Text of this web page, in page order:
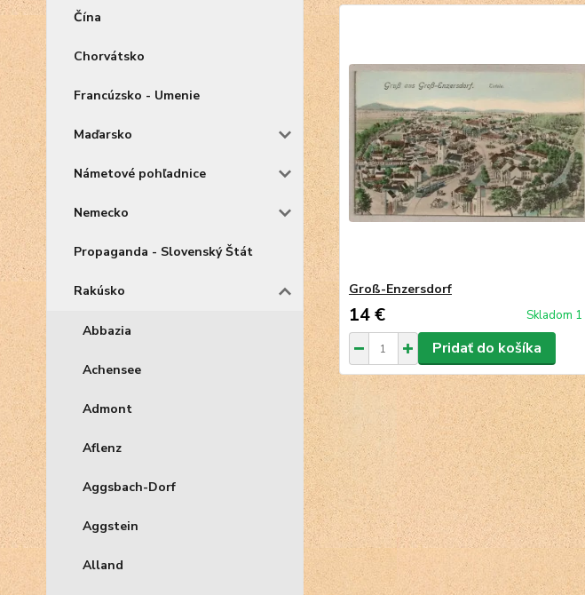
Čína
Chorvátsko
Francúzsko - Umenie
Maďarsko
Námetové pohľadnice
Nemecko
Propaganda - Slovenský Štát
Rakúsko
Abbazia
Achensee
Admont
Aflenz
Aggsbach-Dorf
Aggstein
Alland
Groß-Enzersdorf
14 € Skladom 1
Pridať do košíka